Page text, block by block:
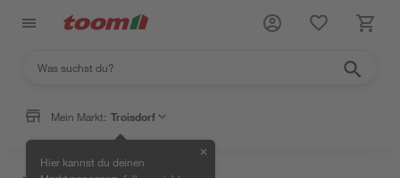
Mein Markt: Troisdorf
Hier kannst du deinen
✕